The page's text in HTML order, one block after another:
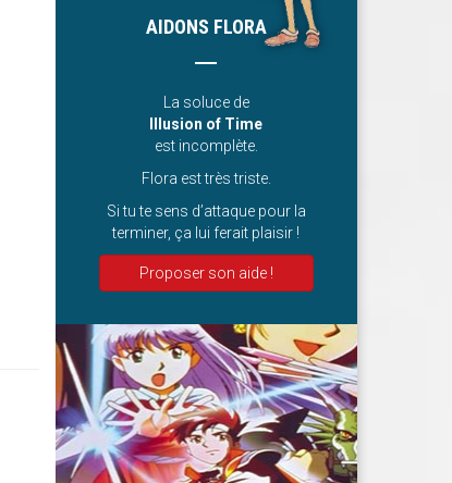
AIDONS FLORA
La soluce de
Illusion of Time
est incomplète.
Flora est très triste.
Si tu te sens d’attaque pour la
terminer, ça lui ferait plaisir !
Proposer son aide !